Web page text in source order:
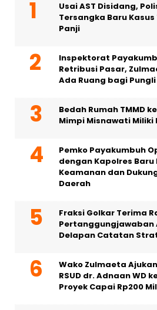
Usai AST Disidang,
Tersangka Baru
Panji
Inspektorat
Retribusi Pasar,
Ada Ruang bagi Pungli
Bedah Rumah TMMD
Mimpi Misnawati Miliki
Pemko Payakumbuh
dengan Kapolres
Keamanan dan
Daerah
Fraksi Golkar Terima
Pertanggungjawaban
Delapan Catatan
Wako Zulmaeta
RSUD dr. Adnaan WD
Proyek Capai Rp200